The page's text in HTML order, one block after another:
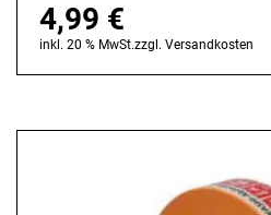
4,99 €
inkl. 20 % MwSt.zzgl. Versandkosten